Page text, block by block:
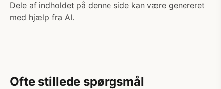
Dele af indholdet på denne side kan være genereret
med hjælp fra AI.
Ofte stillede spørgsmål